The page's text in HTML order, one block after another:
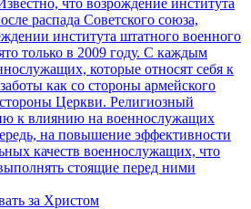
распада Советского союза,
института штатного военного
только в 2009 году. С каждым
которые относят себя к
как со стороны армейского
Церкви. Религиозный
к влиянию на военнослужащих
на повышение эффективности
качеств военнослужащих, что
стоящие перед ними
за Христом